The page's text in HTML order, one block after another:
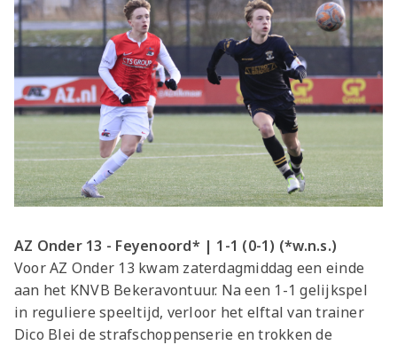
AZ Onder 13 - Feyenoord* | 1-1 (0-1) (*w.n.s.)
Voor AZ Onder 13 kwam zaterdagmiddag een einde
aan het KNVB Bekeravontuur. Na een 1-1 gelijkspel
in reguliere speeltijd, verloor het elftal van trainer
Dico Blei de strafschoppenserie en trokken de